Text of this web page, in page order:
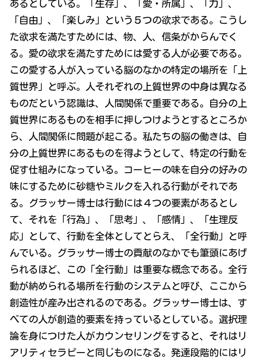
あるとしている。「生存」、「愛・所属」、「力」、
「自由」、「楽しみ」という５つの欲求である。こうし
た欲求を満たすためには、物、人、信条がからんでく
る。愛の欲求を満たすためには愛する人が必要である。
この愛する人が入っている脳のなかの特定の場所を「上
質世界」と呼ぶ。人それぞれの上質世界の中身は異なる
ものだという認識は、人間関係で重要である。自分の上
質世界にあるものを相手に押しつけようとするところか
ら、人間関係に問題が起こる。私たちの脳の働きは、自
分の上質世界にあるものを得ようとして、特定の行動を
促す仕組みになっている。コーヒーの味を自分の好みの
味にするために砂糖やミルクを入れる行動がそれであ
る。グラッサー博士は行動には４つの要素があるとし
て、それを「行為」、「思考」、「感情」、「生理反
応」として、行動を全体としてとらえ、「全行動」と呼
んでいる。グラッサー博士の貢献のなかでも筆頭にあげ
られるほど、この「全行動」は重要な概念である。全行
動が納められる場所を行動のシステムと呼び、ここから
創造性が産み出されるのである。グラッサー博士は、す
べての人が創造的要素を持っているとしている。選択理
論を身につけた人がカウンセリングをすると、それはリ
アリティセラピーと同じものになる。発達段階的にはリ